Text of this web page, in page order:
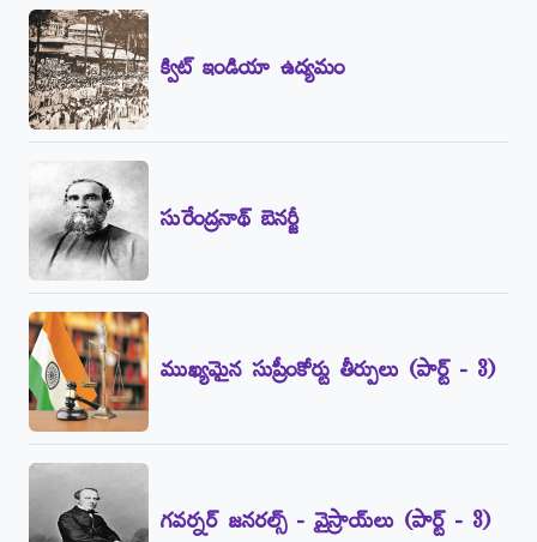
క్విట్‌ ఇండియా ఉద్యమం
సురేంద్రనాథ్‌ బెనర్జీ
ముఖ్యమైన సుప్రీంకోర్టు తీర్పులు (పార్ట్‌ - 3)
గవర్నర్‌ జనరల్స్‌ - వైస్రాయ్‌లు (పార్ట్‌ - 3)